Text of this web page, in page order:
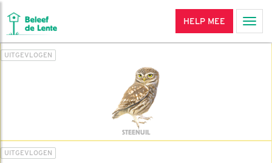
HELP MEE
UITGEVLOGEN
STEENUIL
UITGEVLOGEN